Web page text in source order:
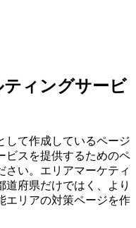
ィングサービ
して作成しているページ
ビスを提供するためのペ
さい。エリアマーケティ
道府県だけではく、より
エリアの対策ページを作